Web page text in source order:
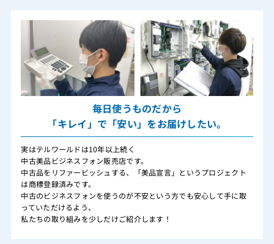
毎日使うものだから
「キレイ」で「安い」をお届けしたい。
実はテルワールドは10年以上続く
中古美品ビジネスフォン販売店です。
中古品をリファービッシュする、「美品宣言」というプロジェクト
は商標登録済みです。
中古のビジネスフォンを使うのが不安という方でも安心して手に取
っていただけるよう、
私たちの取り組みを少しだけご紹介します！